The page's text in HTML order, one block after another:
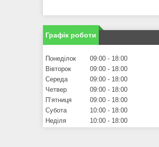
Графік роботи
Понеділок 09:00
18:00
Вівторок
09:00
18:00
Середа
09:00
18:00
Четвер
09:00
18:00
Пʼятниця
09:00
18:00
Субота
10:00
18:00
Неділя
10:00 18:00